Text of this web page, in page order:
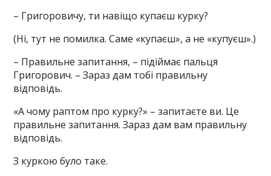
– Григоровичу, ти навіщо купаєш курку?
(Ні, тут не помилка. Саме «купаєш», а не «купуєш».)
– Правильне запитання, – підіймає пальця
Григорович. – Зараз дам тобі правильну
відповідь.
«А чому раптом про курку?» – запитаєте ви. Це
правильне запитання. Зараз дам вам правильну
відповідь.
З куркою було таке.